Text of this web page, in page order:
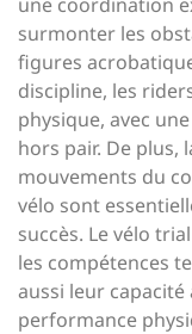
surmonter les
figures
discipline, les
physique, avec
hors pair. De plus,
mouvements du
vélo sont
succès. Le vélo
les compétences
aussi leur
performance